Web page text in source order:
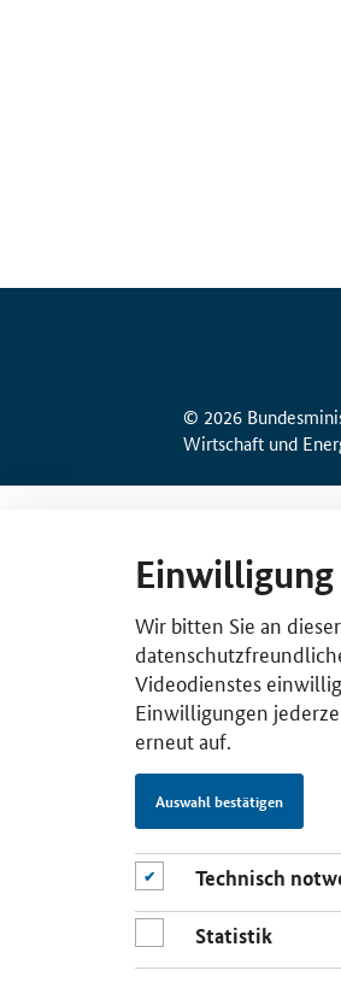
© 2026
Wirtschaft und
Wir bitten Sie an
Videodienstes
Einwilligungen
erneut auf.
Auswahl bestätigen
Technisch
Statistik